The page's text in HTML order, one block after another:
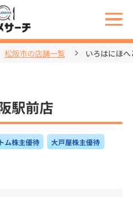
松阪市の店舗一覧 いろはにほ
駅前店
ム株主優待 大戸屋株主優待